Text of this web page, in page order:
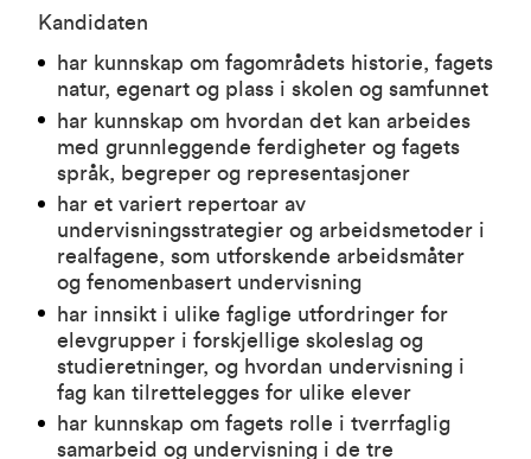
Kandidaten
har kunnskap om fagområdets historie, fagets
natur, egenart og plass i skolen og samfunnet
har kunnskap om hvordan det kan arbeides
med grunnleggende ferdigheter og fagets
språk, begreper og representasjoner
har et variert repertoar av
undervisningsstrategier og arbeidsmetoder i
realfagene, som utforskende arbeidsmåter
og fenomenbasert undervisning
har innsikt i ulike faglige utfordringer for
elevgrupper i forskjellige skoleslag og
studieretninger, og hvordan undervisning i
fag kan tilrettelegges for ulike elever
har kunnskap om fagets rolle i tverrfaglig
samarbeid og undervisning i de tre